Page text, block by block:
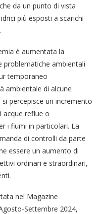
da un punto di vista
più esposti a scarichi
è aumentata la
problematiche ambientali
temporaneo
ambientale di alcune
percepisce un incremento
acque reflue o
i fiumi in particolari. La
di controlli da parte
essere un aumento di
ordinari e straordinari,
nel Magazine
Settembre 2024,